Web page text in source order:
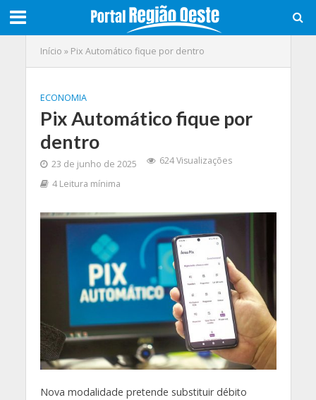
Início » Pix Automático fique por dentro
ECONOMIA
Pix Automático fique por
dentro
23 de junho de 2025
624 Visualizações
4 Leitura mínima
Nova modalidade pretende substituir débito